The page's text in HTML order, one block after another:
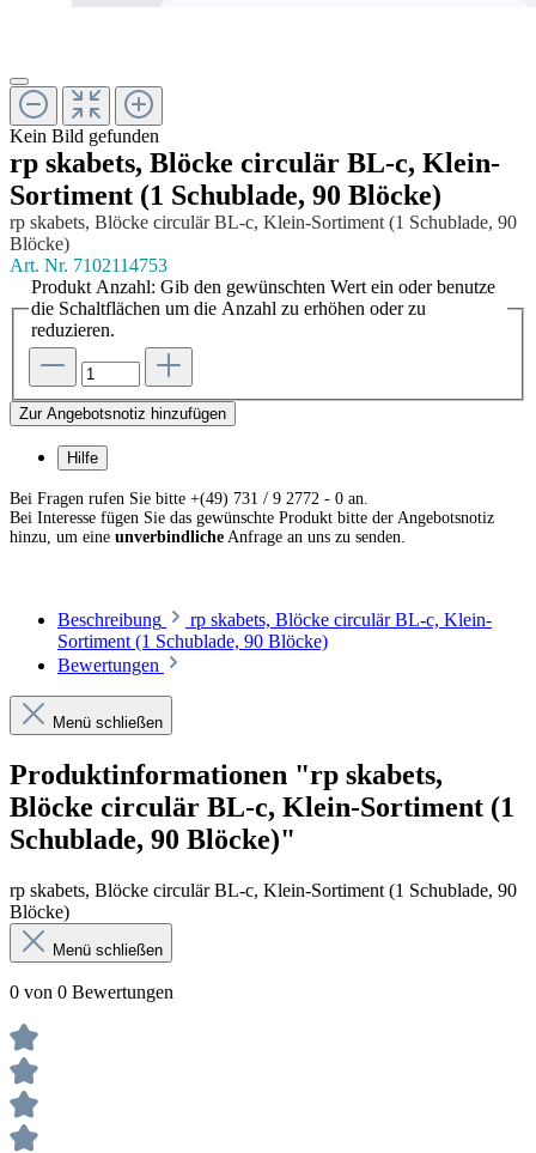
Kein Bild gefunden
rp skabets, Blöcke circulär BL-c, Klein-
Sortiment (1 Schublade, 90 Blöcke)
rp skabets, Blöcke circulär BL-c, Klein-Sortiment (1 Schublade, 90
Blöcke)
Art. Nr. 7102114753
Produkt Anzahl: Gib den gewünschten Wert ein oder benutze
die Schaltflächen um die Anzahl zu erhöhen oder zu
reduzieren.
Zur Angebotsnotiz hinzufügen
Hilfe
Bei Fragen rufen Sie bitte +(49) 731 / 9 2772 - 0 an.
Bei Interesse fügen Sie das gewünschte Produkt bitte der Angebotsnotiz
hinzu, um eine unverbindliche Anfrage an uns zu senden.
Beschreibung
rp skabets, Blöcke circulär BL-c, Klein-
Sortiment (1 Schublade, 90 Blöcke)
Bewertungen
Menü schließen
Produktinformationen "rp skabets,
Blöcke circulär BL-c, Klein-Sortiment (1
Schublade, 90 Blöcke)"
rp skabets, Blöcke circulär BL-c, Klein-Sortiment (1 Schublade, 90
Blöcke)
Menü schließen
0 von 0 Bewertungen